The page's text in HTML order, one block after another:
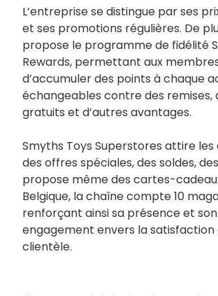
L’entreprise se distingue par ses
et ses promotions régulières. De
propose le programme de fidélité
Rewards, permettant aux
d’accumuler des points à chaque
échangeables contre des remises,
gratuits et d’autres avantages.
Smyths Toys Superstores attire
des offres spéciales, des soldes,
propose même des cartes-
Belgique, la chaîne compte 10
renforçant ainsi sa présence et son
engagement envers la satisfaction
clientèle.